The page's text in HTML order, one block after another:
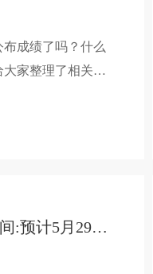
成绩了吗？什么
家整理了相关信
2021年甘肃二建考试时间:预计5月29-30日